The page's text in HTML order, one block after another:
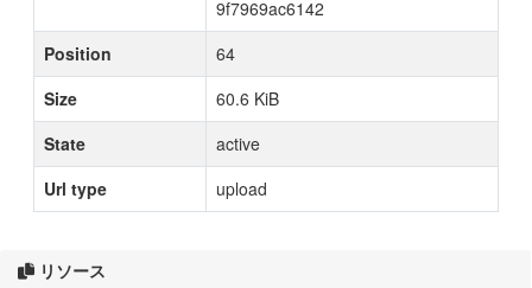
リソース
9f7969ac6142
Position
64
Size
60.6 KiB
State
active
Url type
upload